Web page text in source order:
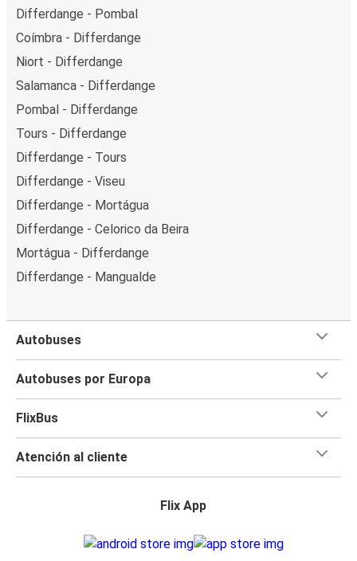
Differdange - Pombal
Coímbra - Differdange
Niort - Differdange
Salamanca - Differdange
Pombal - Differdange
Tours - Differdange
Differdange - Tours
Differdange - Viseu
Differdange - Mortágua
Differdange - Celorico da Beira
Mortágua - Differdange
Differdange - Mangualde
Autobuses
Autobuses por Europa
FlixBus
Atención al cliente
Flix App